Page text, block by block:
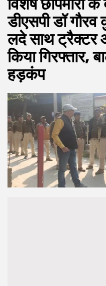
विशेष छापेमारी के
डीएसपी डॉ
लदे साथ ट्रैक्टर
किया गिरफ्तार,
हड़कंप